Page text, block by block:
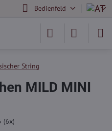
Bedienfeld
String
MILD MINI
(6x)